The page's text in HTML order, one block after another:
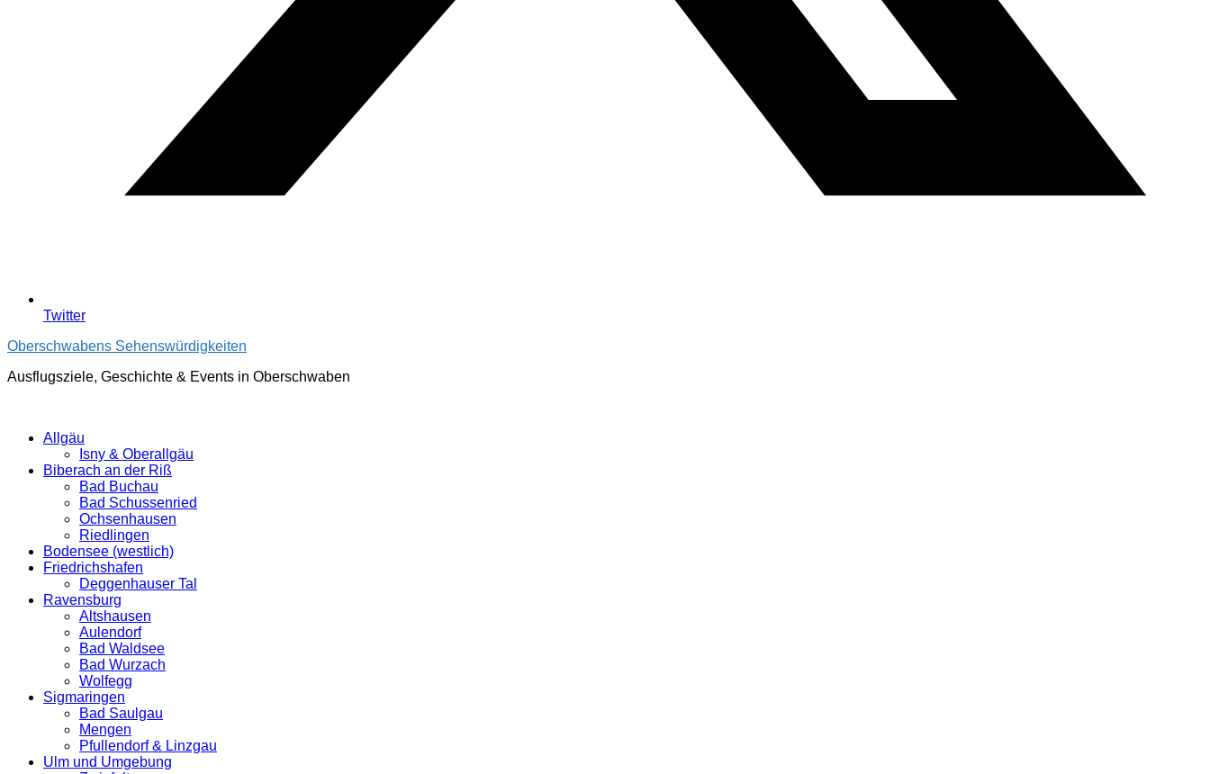
Twitter
Oberschwabens Sehenswürdigkeiten
Ausflugsziele, Geschichte & Events in Oberschwaben
Allgäu
Isny & Oberallgäu
Biberach an der Riß
Bad Buchau
Bad Schussenried
Ochsenhausen
Riedlingen
Bodensee (westlich)
Friedrichshafen
Deggenhauser Tal
Ravensburg
Altshausen
Aulendorf
Bad Waldsee
Bad Wurzach
Wolfegg
Sigmaringen
Bad Saulgau
Mengen
Pfullendorf & Linzgau
Ulm und Umgebung